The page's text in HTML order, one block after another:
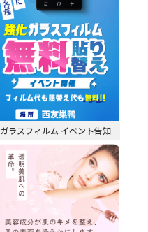
ガラスフィルム イベント告知